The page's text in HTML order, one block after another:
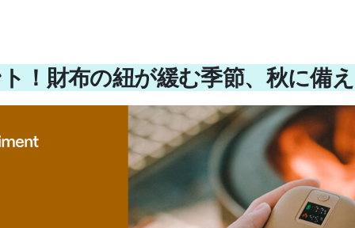
！財布の紐が緩む季節、秋に備